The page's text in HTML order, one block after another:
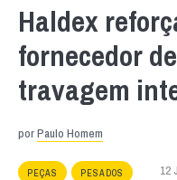
Haldex
fornecedor
travagem
porPaulo Homem
PEÇAS PESADOS 12